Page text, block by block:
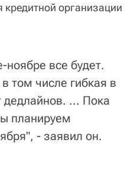
кредитной организации
ноябре все будет.
том числе гибкая в
дедлайнов. ... Пока
планируем
- заявил он.